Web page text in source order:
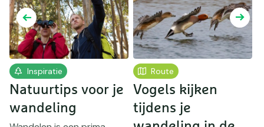
Inspiratie
Natuurtips voor je
wandeling
Route
Vogels kijken
tijdens je